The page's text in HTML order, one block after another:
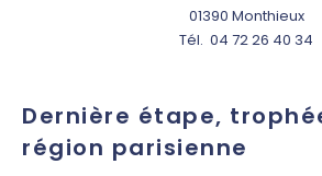
01390 Monthieux
Tél. 04 72 26 40 34
Dernière étape,
région parisienne